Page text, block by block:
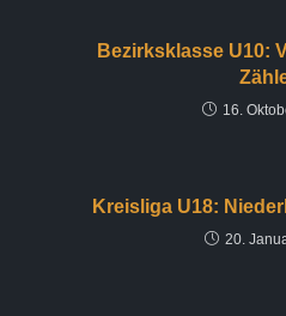
Bezirksklasse U10:
16.
Kreisliga U18:
20.